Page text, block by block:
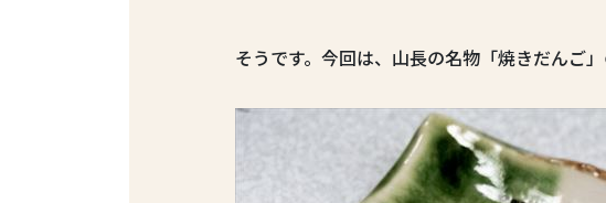
そうです。今回は、山長の名物「焼きだんご